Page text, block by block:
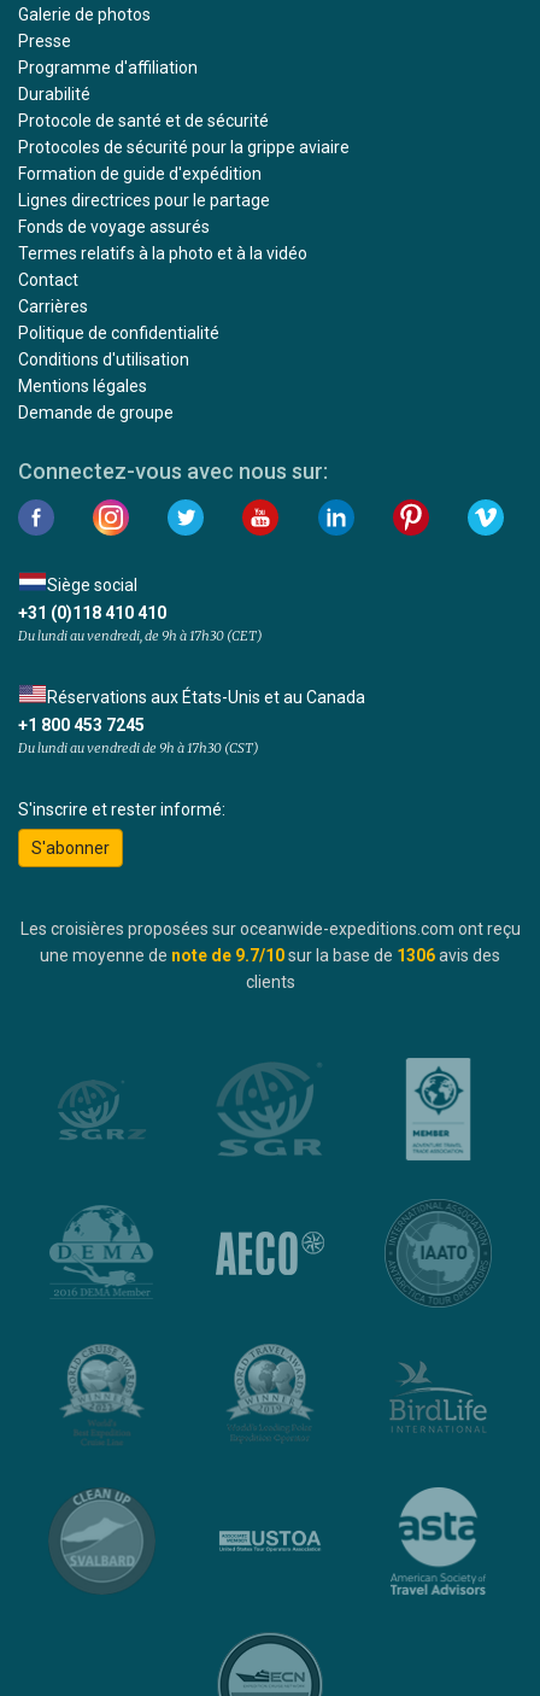
Galerie de photos
Presse
Programme d'affiliation
Durabilité
Protocole de santé et de sécurité
Protocoles de sécurité pour la grippe aviaire
Formation de guide d'expédition
Lignes directrices pour le partage
Fonds de voyage assurés
Termes relatifs à la photo et à la vidéo
Contact
Carrières
Politique de confidentialité
Conditions d'utilisation
Mentions légales
Demande de groupe
Connectez-vous avec nous sur:
Siège social
+31 (0)118 410 410
Du lundi au vendredi, de 9h à 17h30 (CET)
Réservations aux États-Unis et au Canada
+1 800 453 7245
Du lundi au vendredi de 9h à 17h30 (CST)
S'inscrire et rester informé:
S'abonner
Les croisières proposées sur oceanwide-expeditions.com ont reçu
une moyenne de note de 9.7/10sur la base de 1306avis des
clients